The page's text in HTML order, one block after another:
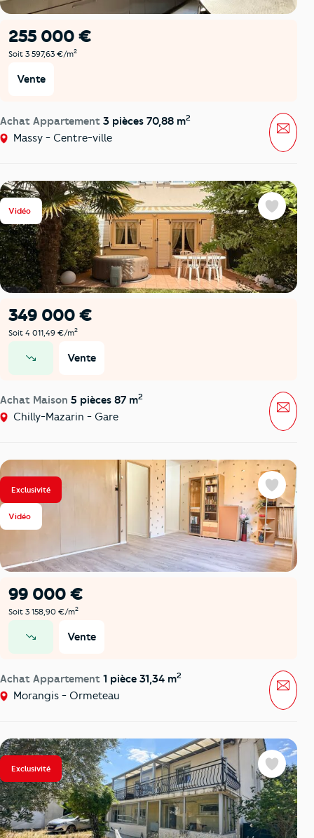
255 000 €
Soit 3 597,63 €/m2
Vente
Achat Appartement 3 pièces 70,88 m2
Massy - Centre-ville
Vidéo
349 000 €
Soit 4 011,49 €/m2
Vente
Achat Maison 5 pièces 87 m2
Chilly-Mazarin - Gare
Favoris
Exclusivité
Vidéo
99 000 €
Soit 3 158,90 €/m2
Vente
Achat Appartement 1 pièce 31,34 m2
Morangis - Ormeteau
Favoris
Exclusivité Favoris